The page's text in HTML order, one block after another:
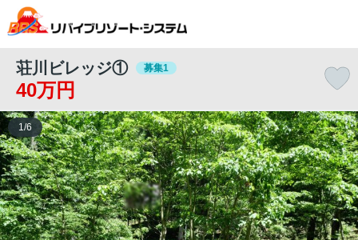
荘川ビレッジ① 募集1
40万円
1 /6